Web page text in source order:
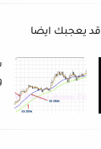
قد يعجبك ايضا